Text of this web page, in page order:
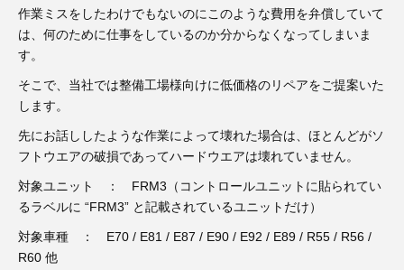
作業ミスをしたわけでもないのにこのような費用を弁償していて
は、何のために仕事をしているのか分からなくなってしまいま
す。
そこで、当社では整備工場様向けに低価格のリペアをご提案いた
します。
先にお話ししたような作業によって壊れた場合は、ほとんどがソ
フトウエアの破損であってハードウエアは壊れていません。
対象ユニット ： FRM3（コントロールユニットに貼られてい
るラベルに “FRM3” と記載されているユニットだけ）
対象車種 ： E70 / E81 / E87 / E90 / E92 / E89 / R55 / R56 /
R60 他